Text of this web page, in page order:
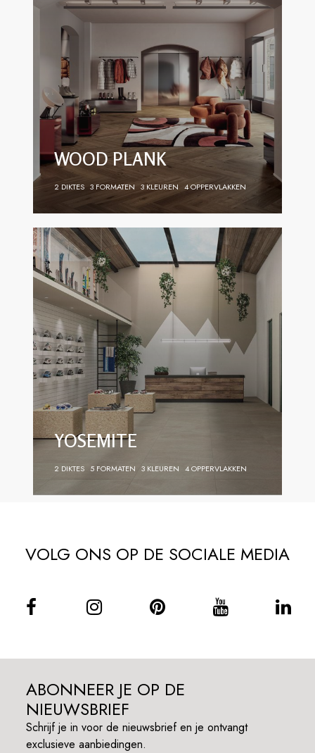
WOOD PLANK
2 DIKTES 3 FORMATEN 3 KLEUREN 4 OPPERVLAKKEN
YOSEMITE
2 DIKTES 5 FORMATEN 3 KLEUREN 4 OPPERVLAKKEN
VOLG ONS OP DE SOCIALE MEDIA
ABONNEER JE OP DE
NIEUWSBRIEF
Schrijf je in voor de nieuwsbrief en je ontvangt
exclusieve aanbiedingen.